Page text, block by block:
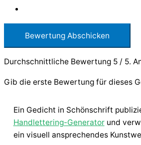
Bewertung Abschicken
Durchschnittliche Bewertung 5 / 5.
Gib die erste Bewertung für dieses
Ein Gedicht in Schönschrift
Handlettering-Generatorund
ein visuell ansprechendes